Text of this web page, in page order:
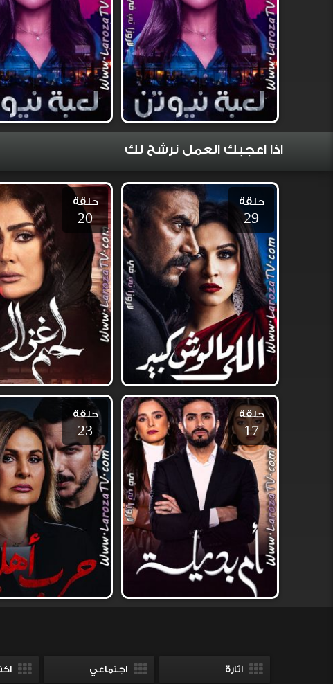
اذا اعجبك العمل نرشح لك
حلقة
29
حلقة
20
حلقة
17
حلقة
23
اثارة اجتماعي